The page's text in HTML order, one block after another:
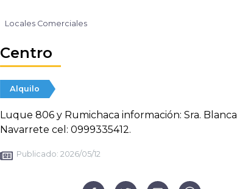
Locales Comerciales
Centro
Alquilo
Luque 806 y Rumichaca información: Sra. Blanca
Navarrete cel: 0999335412.
Publicado: 2026/05/12